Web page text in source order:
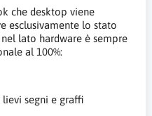
che desktop viene
esclusivamente lo stato
lato hardware è sempre
al 100%:
lievi segni e graffi